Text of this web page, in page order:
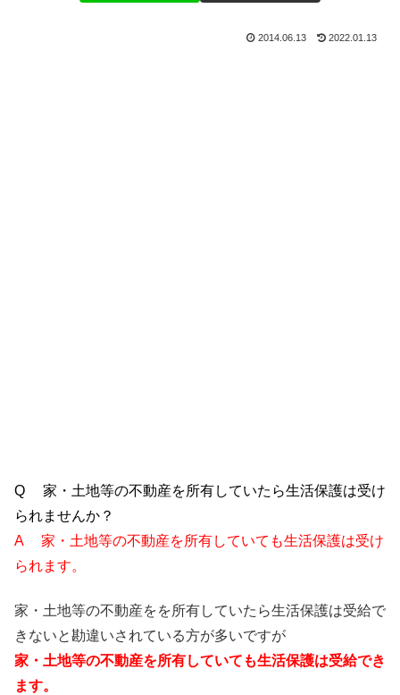
2014.06.13 2022.01.13
Q 家・土地等の不動産を所有していたら生活保護は受け
られませんか？
A 家・土地等の不動産を所有していても生活保護は受け
られます。
家・土地等の不動産をを所有していたら生活保護は受給で
きないと勘違いされている方が多いですが
家・土地等の不動産を所有していても生活保護は受給でき
ます。